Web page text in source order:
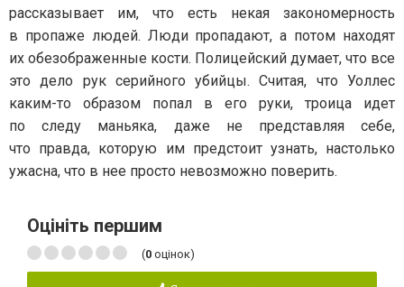
рассказывает им, что есть некая закономерность
в пропаже людей. Люди пропадают, а потом находят
их обезображенные кости. Полицейский думает, что все
это дело рук серийного убийцы. Считая, что Уоллес
каким-то образом попал в его руки, троица идет
по следу маньяка, даже не представляя себе,
что правда, которую им предстоит узнать, настолько
ужасна, что в нее просто невозможно поверить.
Оцініть першим
(0 оцінок)